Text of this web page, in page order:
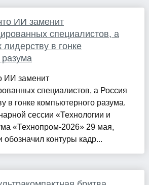
ИИ заменит
специалистов, а
лидерству в гонке
ИИ заменит
специалистов, а Россия
в гонке компьютерного разума.
сессии «Технологии и
«Технопром-2026» 29 мая,
обозначил контуры кадр...